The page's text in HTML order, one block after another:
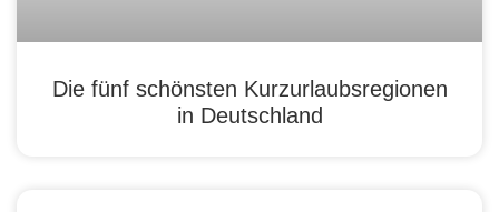
Die fünf schönsten Kurzurlaubsregionen
in Deutschland